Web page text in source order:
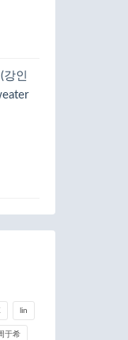
강인
lin
于希